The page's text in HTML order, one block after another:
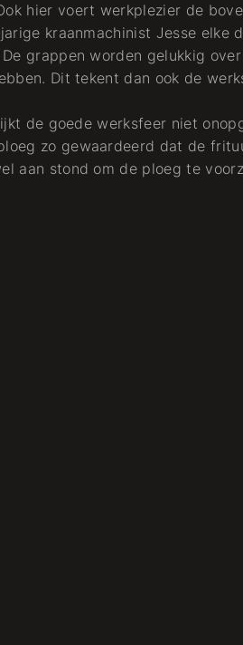
hier voert werkplezier de
kraanmachinist Jesse elke
grappen worden gelukkig
Dit tekent dan ook de
de goede werksfeer niet
zo gewaardeerd dat de
aan stond om de ploeg te